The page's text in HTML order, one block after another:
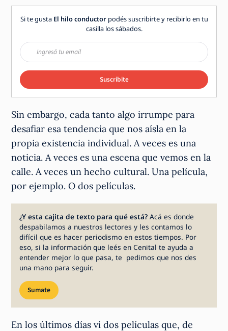
Si te gusta El hilo conductorpodés suscribirte y recibirlo en tu
casilla los sábados.
Suscribite
Sin embargo, cada tanto algo irrumpe para
desafiar esa tendencia que nos aísla en la
propia existencia individual. A veces es una
noticia. A veces es una escena que vemos en la
calle. A veces un hecho cultural. Una película,
por ejemplo. O dos películas.
¿Y esta cajita de texto para qué está?Acá es donde
despabilamos a nuestros lectores y les contamos lo
difícil que es hacer periodismo en estos tiempos. Por
eso, si la información que leés en Cenital te ayuda a
entender mejor lo que pasa, te pedimos que nos des
una mano para seguir.
Sumate
En los últimos días vi dos películas que, de